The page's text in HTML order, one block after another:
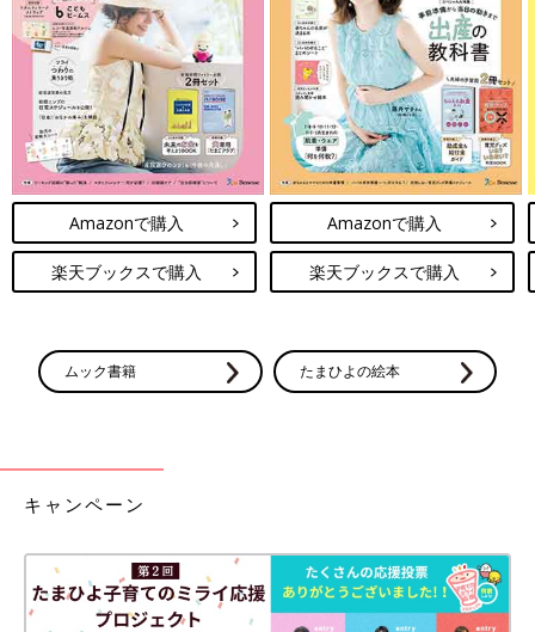
Amazonで購入
楽天ブックスで購入
Amazonで購入
楽天ブックスで購入
ムック書籍 たまひよの絵本
キャンペーン